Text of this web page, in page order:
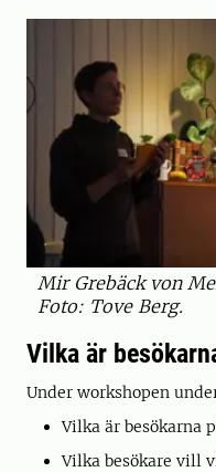
Mir Grebäck von
Foto: Tove Berg.
Vilka är
Under workshopen
Vilka är besökarna
Vilka besökare vill